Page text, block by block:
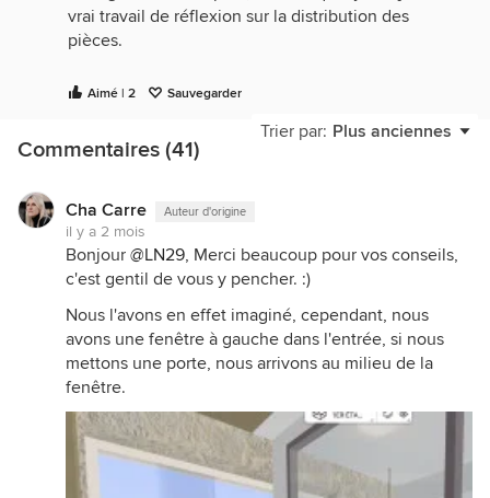
vrai travail de réflexion sur la distribution des
pièces.
À mon avis, il peut effectivement y avoir plusieurs
pistes intéressantes pour traiter cette entrée sans la
fermer complètement : verrière partielle, claustra,
qui marque l’entrée sans casser la sensation
d’espace.
Mais avant de choisir une solution, la vraie question
est surtout celle du budget.
Selon l’enveloppe prévue, on ne va pas du tout
orienter le projet de la même manière : une simple
verrière ou une vraie reprise de cloisonnement
n’auront ni le même coût, ni le même impact sur le
chantier.
Aimé | 2 Sauvegarder
Trier par: Plus anciennes
Commentaires (41)
Cha Carre Auteur d'origine
il y a 2 mois
Bonjour @LN29, Merci beaucoup pour vos conseils,
c'est gentil de vous y pencher. :)
Nous l'avons en effet imaginé, cependant, nous
avons une fenêtre à gauche dans l'entrée, si nous
mettons une porte, nous arrivons au milieu de la
fenêtre.